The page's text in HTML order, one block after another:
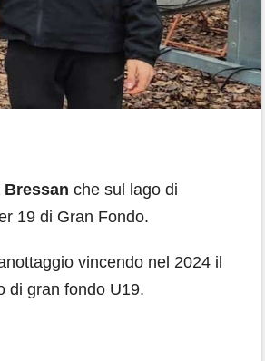
Bressan che sul lago di
19 di Gran Fondo.
vincendo nel 2024 il
di gran fondo U19.